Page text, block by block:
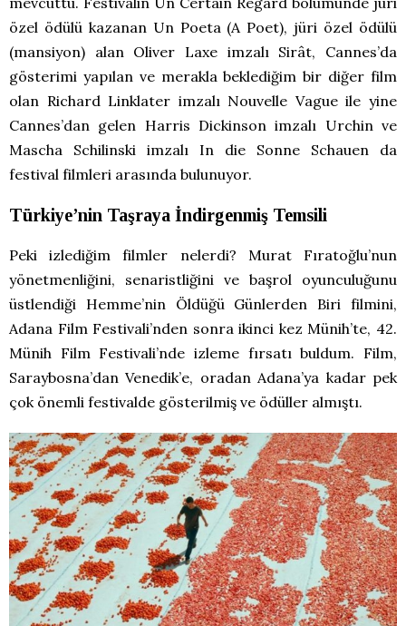
özel ödülü kazanan Un Poeta (A Poet), jüri özel ödülü
(mansiyon) alan Oliver Laxe imzalı Sirât, Cannes’da
gösterimi yapılan ve merakla beklediğim bir diğer film
olan Richard Linklater imzalı Nouvelle Vague ile yine
Cannes’dan gelen Harris Dickinson imzalı Urchin ve
Mascha Schilinski imzalı In die Sonne Schauen da
festival filmleri arasında bulunuyor.
Türkiye’nin Taşraya İndirgenmiş Temsili
Peki izlediğim filmler nelerdi? Murat Fıratoğlu’nun
yönetmenliğini, senaristliğini ve başrol oyunculuğunu
üstlendiği Hemme’nin Öldüğü Günlerden Biri filmini,
Adana Film Festivali’nden sonra ikinci kez Münih’te, 42.
Münih Film Festivali’nde izleme fırsatı buldum. Film,
Saraybosna’dan Venedik’e, oradan Adana’ya kadar pek
çok önemli festivalde gösterilmiş ve ödüller almıştı.